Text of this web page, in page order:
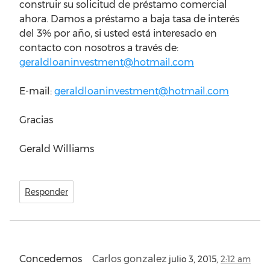
construir su solicitud de préstamo comercial
ahora. Damos a préstamo a baja tasa de interés
del 3% por año, si usted está interesado en
contacto con nosotros a través de:
geraldloaninvestment@hotmail.com
E-mail: geraldloaninvestment@hotmail.com
Gracias
Gerald Williams
Responder
Carlos gonzalez julio 3, 2015, 2:12 am
Concedemos